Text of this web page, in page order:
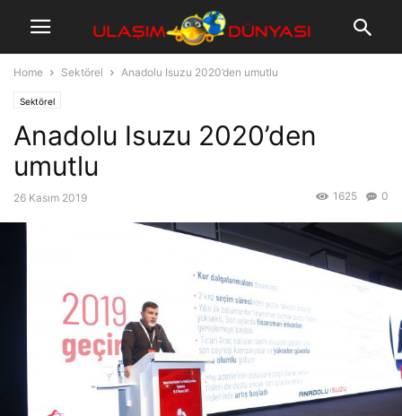
Home Sektörel Anadolu Isuzu 2020’den umutlu
Sektörel
Anadolu Isuzu 2020’den
umutlu
26 Kasım 2019 0
1625